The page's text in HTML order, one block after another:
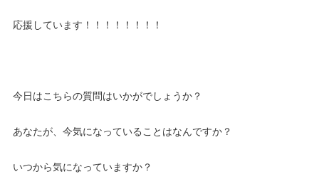
応援しています！！！！！！！！
今日はこちらの質問はいかがでしょうか？
あなたが、今気になっていることはなんですか？
いつから気になっていますか？